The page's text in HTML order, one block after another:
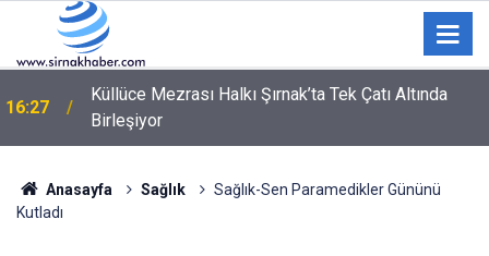
16:27
Küllüce Mezrası Halkı Şırnak’ta Tek Çatı Altında
15:26
Vali Ekici Başkan Mir’i Ziyaret Etti: Samimi Sohbet
Dikkat Çekti
Anasayfa Sağlık
Sağlık-Sen Paramedikler Gününü
Kutladı